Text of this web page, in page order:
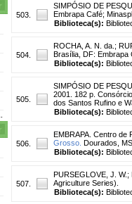
503.
SIMPÓSIO DE
Embrapa Café;
Biblioteca(s):
504.
ROCHA, A. N. da. ;
Brasília, DF: Embrapa
Biblioteca(s):
505.
SIMPÓSIO DE
2001. 182 p.
dos Santos Rufino e
Biblioteca(s):
506.
EMBRAPA. Centro de
Grosso. Dourados,
Biblioteca(s):
507.
PURSEGLOVE, J. W.;
Agriculture Series).
Biblioteca(s):